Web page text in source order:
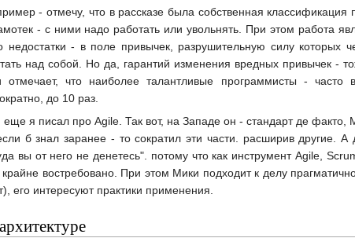
- отмечу, что в рассказе была собственная
- с ними надо работать или увольнять. При этом работа
недостатки - в поле привычек, разрушительную силу которых
над собой. Но да, гарантий изменения вредных привычек -
отмечает, что наиболее талантливые программисты - часто
до 10 раз.
еще я писал про Agile. Так вот, на Западе он - стандарт де
б знал заранее - то сократил эти части. расширив
вы от него не денетесь". потому что как инструмент Agile,
крайне востребовано. При этом Мики подходит к делу
его интересуют практики применения.